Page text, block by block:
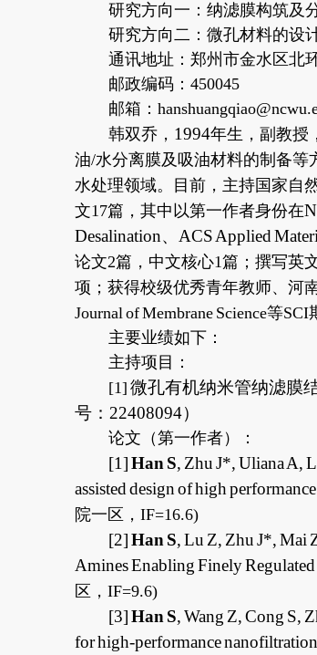
研究方向一：纳滤膜构筑及
研究方向二：微孔材料的设
通讯地址：郑州市金水区北
邮政编码：450045
邮箱：
韩双乔， 1994年生，副教授
油/水分离膜及吸油材料的制备等
水处理领域。目前，主持国家自
文17篇，其中以第一作者身份在
Desalination、 ACS Applied
论文2篇，中文核心1篇；撰写英
项；获得校级优秀青年教师、河
Journal of Membrane Science等SCI
主要业绩如下：
主持项目：
[1] 微孔有机纳米管纳滤膜
号： 22408094）
论文（第一作者）：
[1]Han S, Zhu J*, Uliana A,
assisted design of high
院一区， IF=16.6)
[2]Han S, Lu Z, Zhu J*, Mai
Amines Enabling Finely
区， IF=9.6)
[3]Han S, Wang Z, Cong S,
for high-performance